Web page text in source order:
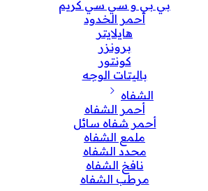
بي بي و سي سي كريم
أحمر الخدود
هايلايتر
برونزر
كونتور
باليتات الوجه
الشفاه
أحمر الشفاه
أحمر شفاه سائل
ملمع الشفاه
محدد الشفاه
نافخ الشفاه
مرطب الشفاه